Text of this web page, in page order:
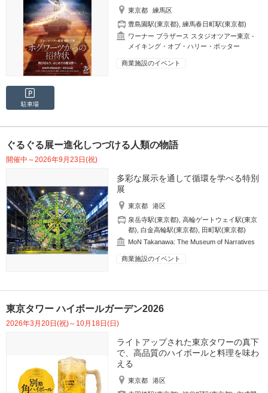
東京都
練馬区
豊島園駅(東京都) ,練馬春日町駅(東京都)
ワーナー ブラザース スタジオツアー東京 ‐
メイキング・オブ・ハリー・ポッター
商業施設のイベント
駐車場
ぐるぐる展ー進化しつづける人類の物語
開催中～2026年9月23日(祝)
多彩な展示を通して循環を学べる特別
展
東京都
港区
泉岳寺駅(東京都) ,高輪ゲートウェイ駅(東京
都) ,白金高輪駅(東京都)
田町駅(東京都)
MoN Takanawa: The Museum of Narratives
商業施設のイベント
東京タワー ハイボールガーデン2026
2026年3月20日(祝)～10月18日(日)
ライトアップされた東京タワーの真下
で、高品質のハイボールと料理を味わ
える
東京都
港区